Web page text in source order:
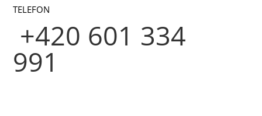
TELEFON
+420 601 334
991